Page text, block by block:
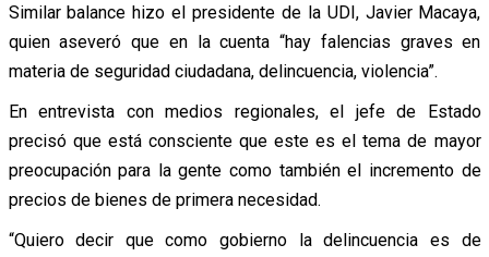
Similar balance hizo el presidente de la UDI, Javier Macaya,
quien aseveró que en la cuenta “hay falencias graves en
materia de seguridad ciudadana, delincuencia, violencia”.
En entrevista con medios regionales, el jefe de Estado
precisó que está consciente que este es el tema de mayor
preocupación para la gente como también el incremento de
precios de bienes de primera necesidad.
“Quiero decir que como gobierno la delincuencia es de